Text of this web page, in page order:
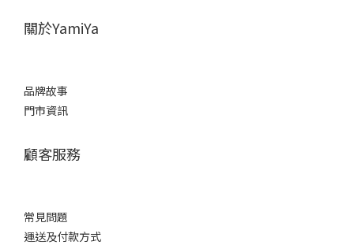
關於YamiYa
品牌故事
門市資訊
顧客服務
常見問題
運送及付款方式